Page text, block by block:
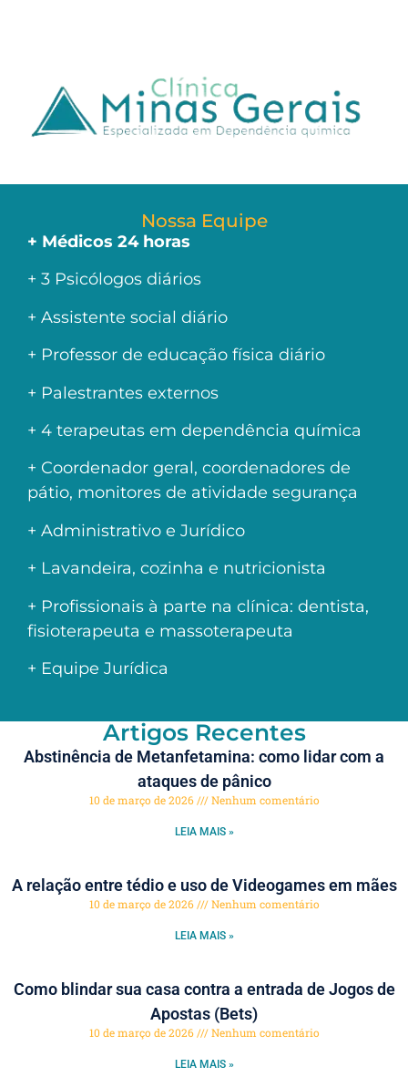
Nossa Equipe
+ Médicos 24 horas
+ 3 Psicólogos diários
+ Assistente social diário
+ Professor de educação física diário
+ Palestrantes externos
+ 4 terapeutas em dependência química
+ Coordenador geral, coordenadores de
pátio, monitores de atividade segurança
+ Administrativo e Jurídico
+ Lavandeira, cozinha e nutricionista
+ Profissionais à parte na clínica: dentista,
fisioterapeuta e massoterapeuta
+ Equipe Jurídica
Artigos Recentes
Abstinência de Metanfetamina: como lidar com a
ataques de pânico
10 de março de 2026 Nenhum comentário
LEIA MAIS »
A relação entre tédio e uso de Videogames em mães
10 de março de 2026 Nenhum comentário
LEIA MAIS »
Como blindar sua casa contra a entrada de Jogos de
Apostas (Bets)
10 de março de 2026 Nenhum comentário
LEIA MAIS »